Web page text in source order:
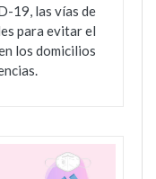
19, las vías de
para evitar el
los domicilios